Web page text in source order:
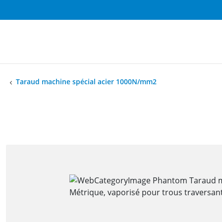
Taraud machine spécial acier 1000N/mm2